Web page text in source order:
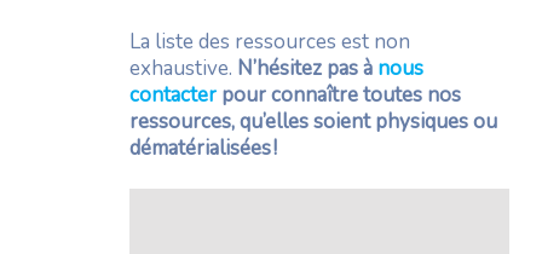
La liste des ressources est non
exhaustive. N’hésitez pas à nous
contacterpour connaître toutes nos
ressources, qu’elles soient physiques ou
dématérialisées !